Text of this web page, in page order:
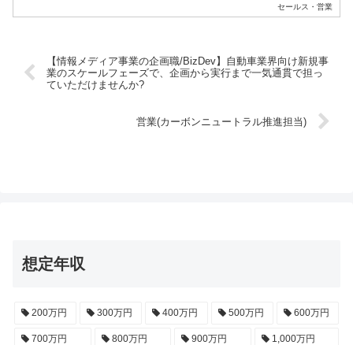
セールス・営業
【情報メディア事業の企画職/BizDev】自動車業界向け新規事
業のスケールフェーズで、企画から実行まで一気通貫で担っ
ていただけませんか?
営業(カーボンニュートラル推進担当)
想定年収
200万円 300万円 400万円 500万円 600万円
700万円 800万円 900万円 1,000万円